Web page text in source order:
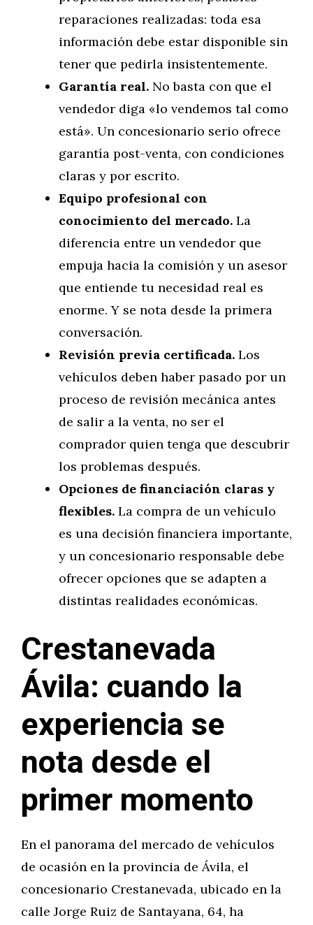
reparaciones realizadas: toda esa
información debe estar disponible sin
tener que pedirla insistentemente.
Garantía real. No basta con que el
vendedor diga «lo vendemos tal como
está». Un concesionario serio ofrece
garantía post-venta, con condiciones
claras y por escrito.
Equipo profesional con
conocimiento del mercado. La
diferencia entre un vendedor que
empuja hacia la comisión y un asesor
que entiende tu necesidad real es
enorme. Y se nota desde la primera
conversación.
Revisión previa certificada. Los
vehículos deben haber pasado por un
proceso de revisión mecánica antes
de salir a la venta, no ser el
comprador quien tenga que descubrir
los problemas después.
Opciones de financiación claras y
flexibles. La compra de un vehículo
es una decisión financiera importante,
y un concesionario responsable debe
ofrecer opciones que se adapten a
distintas realidades económicas.
Crestanevada
Ávila: cuando la
experiencia se
nota desde el
primer momento
En el panorama del mercado de vehículos
de ocasión en la provincia de Ávila, el
concesionario Crestanevada, ubicado en la
calle Jorge Ruiz de Santayana, 64, ha